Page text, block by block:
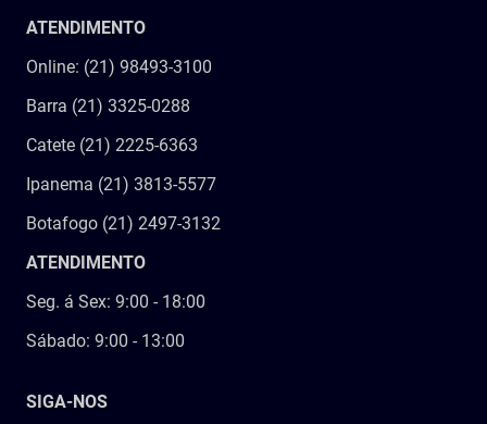
ATENDIMENTO
Online: (21) 98493-3100
Barra (21) 3325-0288
Catete (21) 2225-6363
Ipanema (21) 3813-5577
Botafogo (21) 2497-3132
ATENDIMENTO
Seg. á Sex: 9:00 - 18:00
Sábado: 9:00 - 13:00
SIGA-NOS